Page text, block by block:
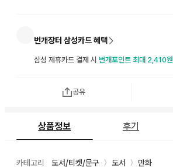
번개장터 삼성카드 혜택
삼성 제휴카드 결제 시 번개포인트 최대 2,410원
공유
상품정보 후기
카테고리 도서/티켓/문구 〉 도서 〉
만화